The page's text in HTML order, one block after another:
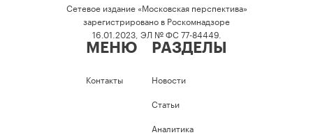
Сетевое издание «Московская перспектива»
зарегистрировано в Роскомнадзоре
16.01.2023, ЭЛ № ФС 77-84449.
МЕНЮ
Контакты
РАЗДЕЛЫ
Новости
Статьи
Аналитика